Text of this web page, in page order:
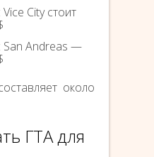
City стоит
San Andreas —
около
ГТА для